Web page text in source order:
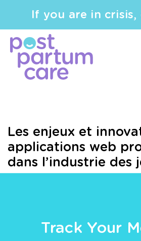
If you are in crisis,
Les enjeux et
applications web
dans l’industrie des
Track Your